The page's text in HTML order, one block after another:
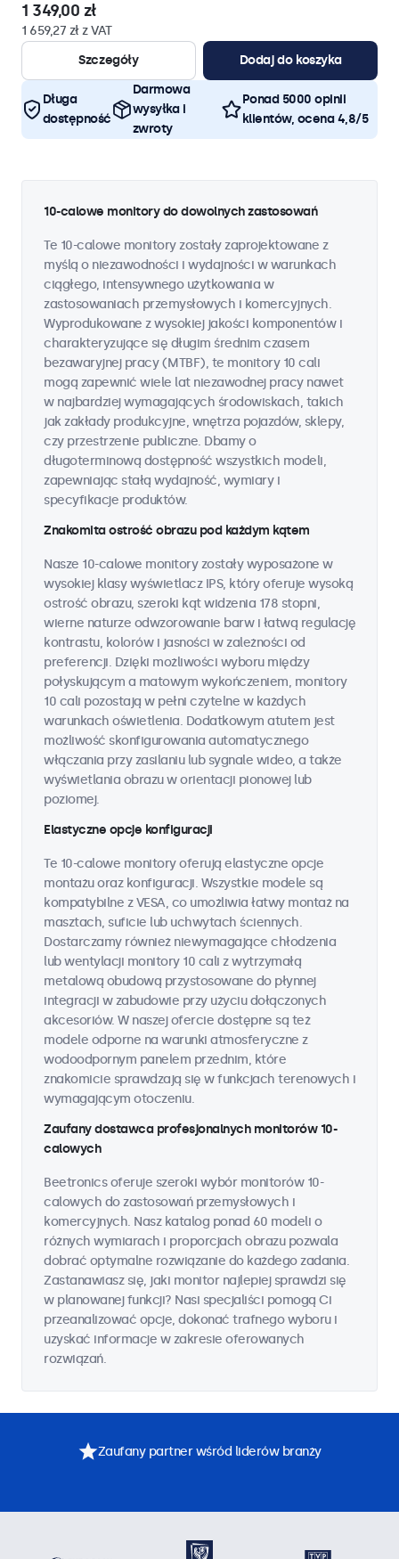
1 349,00 zł
1 659,27 zł z VAT
Szczegóły
Dodaj do koszyka
Długa
dostępność
Darmowa
wysyłka i
zwroty
Ponad 5000 opinii
klientów, ocena 4,8/5
10-calowe monitory do dowolnych zastosowań
Te 10-calowe monitory zostały zaprojektowane z
myślą o niezawodności i wydajności w warunkach
ciągłego, intensywnego użytkowania w
zastosowaniach przemysłowych i komercyjnych.
Wyprodukowane z wysokiej jakości komponentów i
charakteryzujące się długim średnim czasem
bezawaryjnej pracy (MTBF), te monitory 10 cali
mogą zapewnić wiele lat niezawodnej pracy nawet
w najbardziej wymagających środowiskach, takich
jak zakłady produkcyjne, wnętrza pojazdów, sklepy,
czy przestrzenie publiczne. Dbamy o
długoterminową dostępność wszystkich modeli,
zapewniając stałą wydajność, wymiary i
specyfikacje produktów.
Znakomita ostrość obrazu pod każdym kątem
Nasze 10-calowe monitory zostały wyposażone w
wysokiej klasy wyświetlacz IPS, który oferuje wysoką
ostrość obrazu, szeroki kąt widzenia 178 stopni,
wierne naturze odwzorowanie barw i łatwą regulację
kontrastu, kolorów i jasności w zależności od
preferencji. Dzięki możliwości wyboru między
połyskującym a matowym wykończeniem, monitory
10 cali pozostają w pełni czytelne w każdych
warunkach oświetlenia. Dodatkowym atutem jest
możliwość skonfigurowania automatycznego
włączania przy zasilaniu lub sygnale wideo, a także
wyświetlania obrazu w orientacji pionowej lub
poziomej.
Elastyczne opcje konfiguracji
Te 10-calowe monitory oferują elastyczne opcje
montażu oraz konfiguracji. Wszystkie modele są
kompatybilne z VESA, co umożliwia łatwy montaż na
masztach, suficie lub uchwytach ściennych.
Dostarczamy również niewymagające chłodzenia
lub wentylacji monitory 10 cali z wytrzymałą
metalową obudową przystosowane do płynnej
integracji w zabudowie przy użyciu dołączonych
akcesoriów. W naszej ofercie dostępne są też
modele odporne na warunki atmosferyczne z
wodoodpornym panelem przednim, które
znakomicie sprawdzają się w funkcjach terenowych i
wymagającym otoczeniu.
Zaufany dostawca profesjonalnych monitorów 10-
calowych
Beetronics oferuje szeroki wybór monitorów 10-
calowych do zastosowań przemysłowych i
komercyjnych. Nasz katalog ponad 60 modeli o
różnych wymiarach i proporcjach obrazu pozwala
dobrać optymalne rozwiązanie do każdego zadania.
Zastanawiasz się, jaki monitor najlepiej sprawdzi się
w planowanej funkcji? Nasi specjaliści pomogą Ci
przeanalizować opcje, dokonać trafnego wyboru i
uzyskać informacje w zakresie oferowanych
rozwiązań.
Zaufany partner wśród liderów branży